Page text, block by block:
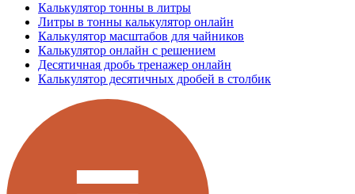
Калькулятор тонны в литры
Литры в тонны калькулятор онлайн
Калькулятор масштабов для чайников
Калькулятор онлайн с решением
Десятичная дробь тренажер онлайн
Калькулятор десятичных дробей в столбик